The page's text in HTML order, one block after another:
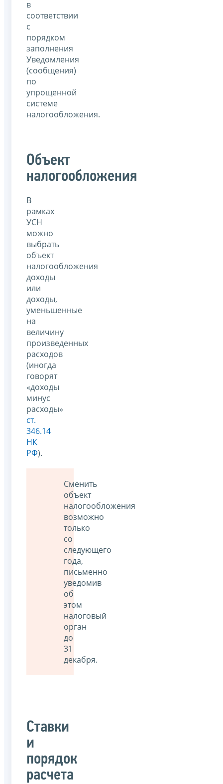
в
соответствии
с
порядком
заполнения
Уведомления
(сообщения)
по
упрощенной
системе
налогообложения.
Объект
налогообложения
В
рамках
УСН
можно
выбрать
объект
налогообложения
доходы
или
доходы,
уменьшенные
на
величину
произведенных
расходов
(иногда
говорят
«доходы
минус
расходы»
ст.
346.14
НК
РФ).
Сменить
объект
налогообложения
возможно
только
со
следующего
года,
письменно
уведомив
об
этом
налоговый
орган
до
31
декабря.
Ставки
и
порядок
расчета